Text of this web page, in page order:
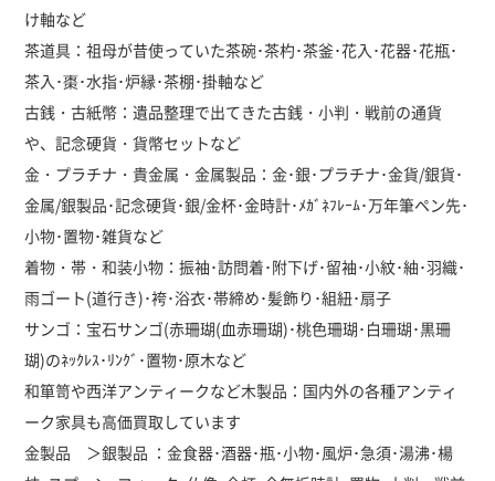
け軸など
茶道具：祖母が昔使っていた茶碗･茶杓･茶釜･花入･花器･花瓶･
茶入･棗･水指･炉縁･茶棚･掛軸など
古銭・古紙幣：遺品整理で出てきた古銭・小判・戦前の通貨
や、記念硬貨・貨幣セットなど
金・プラチナ・貴金属・金属製品：金･銀･プラチナ･金貨/銀貨･
金属/銀製品･記念硬貨･銀/金杯･金時計･ﾒｶﾞﾈﾌﾚｰﾑ･万年筆ペン先･
小物･置物･雑貨など
着物・帯・和装小物：振袖･訪問着･附下げ･留袖･小紋･紬･羽織･
雨ゴート(道行き)･袴･浴衣･帯締め･髪飾り･組紐･扇子
サンゴ：宝石サンゴ(赤珊瑚(血赤珊瑚)･桃色珊瑚･白珊瑚･黒珊
瑚)のﾈｯｸﾚｽ･ﾘﾝｸﾞ･置物･原木など
和箪笥や西洋アンティークなど木製品：国内外の各種アンティ
ーク家具も高価買取しています
金製品 ＞銀製品 ：金食器･酒器･瓶･小物･風炉･急須･湯沸･楊